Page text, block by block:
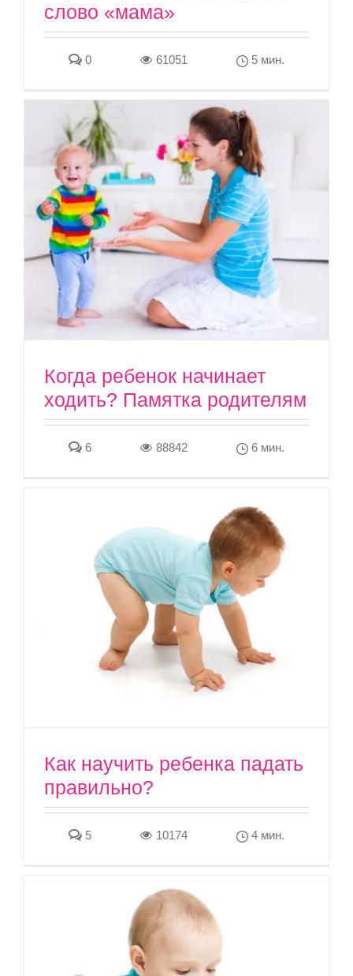
слово «мама»
0 61051 5 мин.
Когда ребенок начинает
ходить? Памятка родителям
6 88842 6 мин.
Как научить ребенка падать
правильно?
5 10174 4 мин.